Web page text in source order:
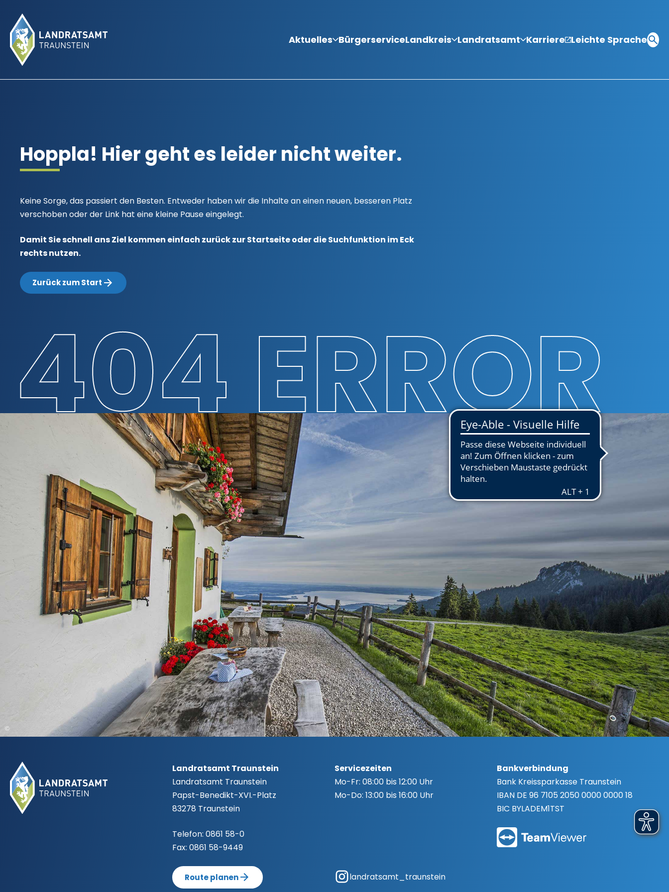
Aktuelles BürgerserviceLandkreis Landratsamt Karriere Leichte Sprache
404-Error
Hoppla! Hier geht es leider nicht weiter.
Keine Sorge, das passiert den Besten. Entweder haben wir die Inhalte an einen neuen, besseren Platz
verschoben oder der Link hat eine kleine Pause eingelegt.
Damit Sie schnell ans Ziel kommen einfach zurück zur Startseite oder die Suchfunktion im Eck
rechts nutzen.
Zurück zum Start
©
Fußbereich
Landratsamt Traunstein
Landratsamt Traunstein
Papst-Benedikt-XVI.-Platz
83278 Traunstein
Telefon: 0861 58-0
Fax: 0861 58-9449
Route planen
Servicezeiten
Mo-Fr: 08:00 bis 12:00 Uhr
Mo-Do: 13:00 bis 16:00 Uhr
landratsamt_traunstein
Bankverbindung
Bank Kreissparkasse Traunstein
IBAN DE 96 7105 2050 0000 0000 18
BIC BYLADEM1TST